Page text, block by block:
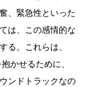
、緊急性といった
は、この感情的な
る。これらは、
かせるために、
ンドトラックなの